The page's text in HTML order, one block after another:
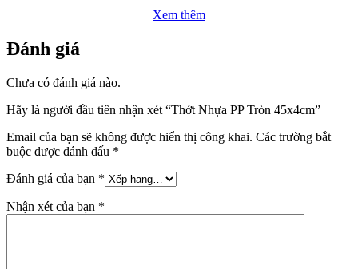
Xem thêm
Đánh giá
Chưa có đánh giá nào.
Hãy là người đầu tiên nhận xét “Thớt Nhựa PP Tròn 45x4cm”
Email của bạn sẽ không được hiển thị công khai. Các trường bắt
buộc được đánh dấu *
Đánh giá của bạn *
Nhận xét của bạn *